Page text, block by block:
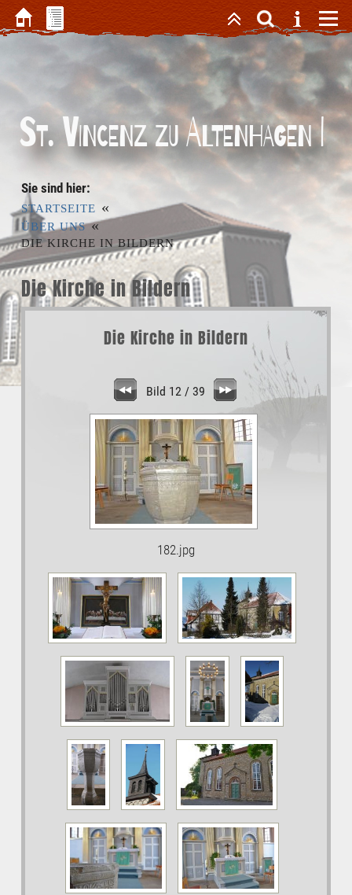
St. Vincenz zu Altenhagen I
Sie sind hier:
STARTSEITE «
ÜBER UNS «
DIE KIRCHE IN BILDERN
Die Kirche in Bildern
Die Kirche in Bildern
Bild 12 / 39
182.jpg